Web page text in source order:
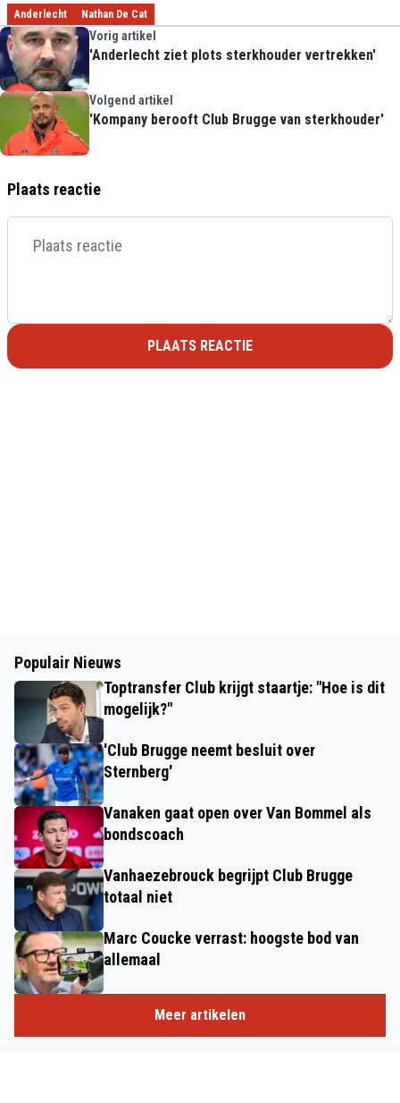
Anderlecht Nathan De Cat
Vorig artikel
'Anderlecht ziet plots sterkhouder vertrekken'
Volgend artikel
'Kompany berooft Club Brugge van sterkhouder'
Plaats reactie
PLAATS REACTIE
Populair Nieuws
Toptransfer Club krijgt staartje: "Hoe is dit
mogelijk?"
'Club Brugge neemt besluit over
Sternberg'
Vanaken gaat open over Van Bommel als
bondscoach
Vanhaezebrouck begrijpt Club Brugge
totaal niet
Marc Coucke verrast: hoogste bod van
allemaal
Meer artikelen